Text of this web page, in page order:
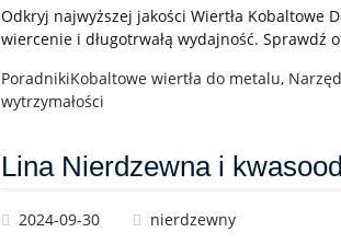
Odkryj najwyższej jakości Wiertła Kobaltowe
wiercenie i długotrwałą wydajność. Sprawdź
PoradnikiKobaltowe wiertła do metalu,
wytrzymałości
Lina Nierdzewna i
2024-09-30 nierdzewny